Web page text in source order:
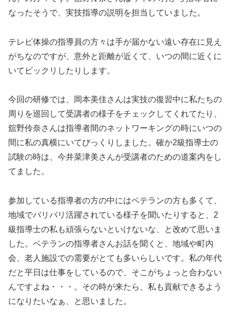
なったそうで、実技指導の説明を担当していました。
テレビ体操の指導員の方々は手が届かない遠い存在に見え
がちなのですが、意外と距離が近くて、いつの間に近くに
いてビックリしたりします。
今回の研修では、岡本美佳さんは実技の復習中に私たちの
周りを巡回して受講者の様子をチェックしてくれてたり、
舘野伶奈さんは指導者間のネットワーキングの時にいつの
間に私の真横にいてびっくりしました。確か2級指導士の
試験の時は、今井菜津美さんが受講者のための道案内をし
てました。
参加している指導者の方の中にはベテランの方も多くて、
地域でバリバリ活躍されている様子を聞いたりすると、2
級指導士の私も頑張らないといけないな、と改めて思いま
した。ベテランの指導者さんお話を聞くと、地域や町内
会、老人施設での需要がとても多いらしいです。私の年代
だと平日は仕事をしているので、そこがちょっと合わない
んですよね・・・。その時が来たら、私も貢献できるよう
になりたいなぁ、と思いました。